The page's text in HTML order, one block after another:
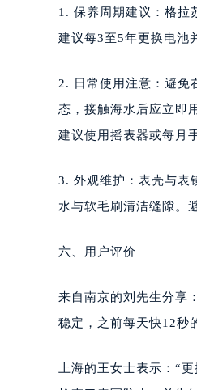
1. 保养周期建议：格拉
建议每3至5年更换电池
2. 日常使用注意：避免
态，接触海水后应立即
建议使用摇表器或每月
3. 外观维护：表壳与表
水与软毛刷清洁缝隙。
六、用户评价
来自南京的刘先生分享
稳定，之前每天快12秒
上海的王女士表示：“